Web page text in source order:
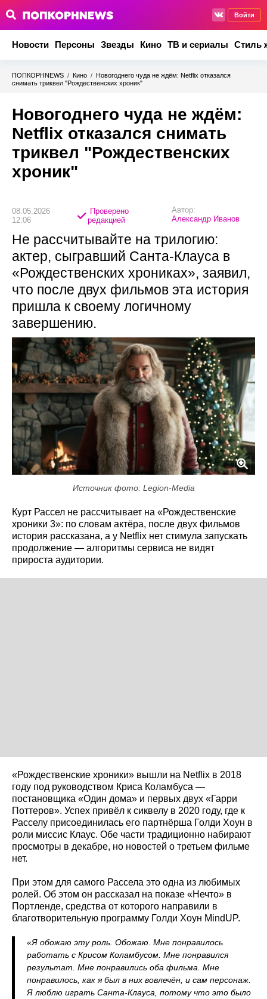
Войти
Новости Персоны Звезды Кино ТВ и сериалы Стиль
ПОПКОРНNEWS / Кино / Новогоднего чуда не ждём: Netflix отказался
снимать триквел "Рождественских хроник"
Новогоднего чуда не ждём:
Netflix отказался снимать
триквел "Рождественских
хроник"
08.05.2026
12:06
Проверено
редакцией
Автор:
Александр Иванов
Не рассчитывайте на трилогию:
актер, сыгравший Санта-Клауса в
«Рождественских хрониках», заявил,
что после двух фильмов эта история
пришла к своему логичному
завершению.
Источник фото: Legion-Media
Курт Рассел не рассчитывает на «Рождественские
хроники 3»: по словам актёра, после двух фильмов
история рассказана, а у Netflix нет стимула запускать
продолжение — алгоритмы сервиса не видят
прироста аудитории.
«Рождественские хроники» вышли на Netflix в 2018
году под руководством Криса Коламбуса —
постановщика «Один дома» и первых двух «Гарри
Поттеров». Успех привёл к сиквелу в 2020 году, где к
Расселу присоединилась его партнёрша Голди Хоун в
роли миссис Клаус. Обе части традиционно набирают
просмотры в декабре, но новостей о третьем фильме
нет.
При этом для самого Рассела это одна из любимых
ролей. Об этом он рассказал на показе «Нечто» в
Портленде, средства от которого направили в
благотворительную программу Голди Хоун MindUP.
«Я обожаю эту роль. Обожаю. Мне понравилось
работать с Крисом Коламбусом. Мне понравился
результат. Мне понравились оба фильма. Мне
понравилось, как я был в них вовлечён, и сам персонаж.
Я люблю играть Санта-Клауса, потому что это было